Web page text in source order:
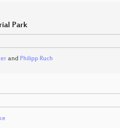
Park
and Philipp Ruch